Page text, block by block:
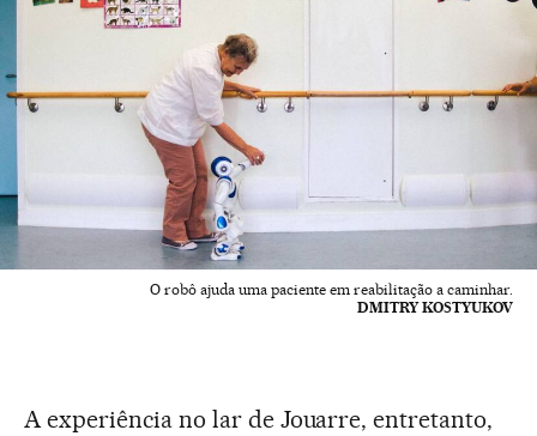
O robô ajuda uma paciente em reabilitação a caminhar.
DMITRY KOSTYUKOV
A experiência no lar de Jouarre, entretanto,